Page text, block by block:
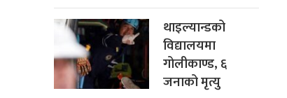
थाइल्यान्डको
विद्यालयमा
गोलीकाण्ड, ६
जनाको मृत्यु